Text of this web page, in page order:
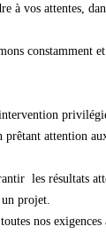
vos attentes,
constamment
attention
les résultats
projet.
nos